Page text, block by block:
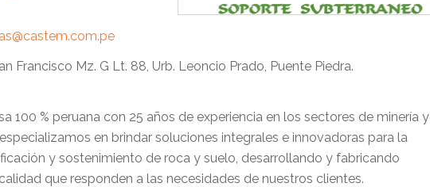
Francisco Mz. G Lt. 88, Urb. Leoncio Prado, Puente Piedra.
100 % peruana con 25 años de experiencia en los sectores de minería y
en brindar soluciones integrales e innovadoras para la
y sostenimiento de roca y suelo, desarrollando y fabricando
que responden a las necesidades de nuestros clientes.